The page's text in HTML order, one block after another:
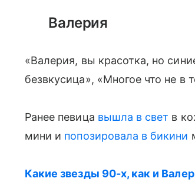
Валерия
«Валерия, вы красотка, но
безвкусица», «Многое что не
Ранее певица вышла в свет в
мини и попозировала в бикини
Какие звезды 90-х, как и